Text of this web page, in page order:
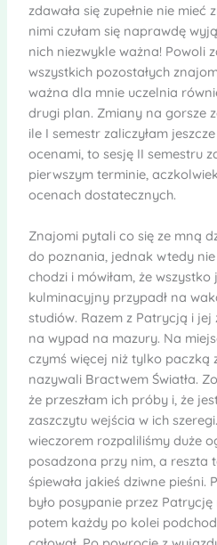
zdawała się zupełnie nie
nimi czułam się naprawdę
nich niezwykle ważna! Powoli
wszystkich pozostałych
ważna dla mnie uczelnia
drugi plan. Zmiany na gorsze
ile I semestr zaliczyłam
ocenami, to sesję II semestru
pierwszym terminie,
ocenach dostatecznych.
Znajomi pytali co się ze mną
do poznania, jednak wtedy
chodzi i mówiłam, że
kulminacyjny przypadł na
studiów. Razem z Patrycją i
na wypad na mazury. Na
czymś więcej niż tylko paczką
nazywali Bractwem Światła.
że przeszłam ich próby i, że
zaszczytu wejścia w ich
wieczorem rozpaliliśmy duże
posadzona przy nim, a reszta
śpiewała jakieś dziwne
było posypanie przez Patrycję
potem każdy po kolei